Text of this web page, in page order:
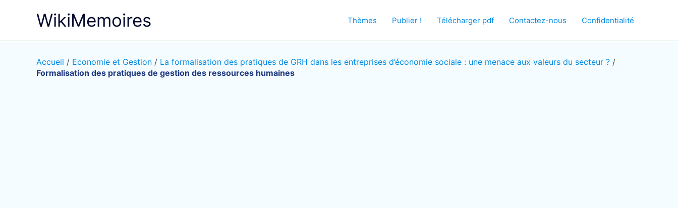
WikiMemoires Thèmes Publier ! Télécharger pdf Contactez-nous Confidentialité
Accueil / Economie et Gestion / La formalisation des pratiques de GRH dans les entreprises d’économie sociale : une menace aux valeurs du secteur ? /
Formalisation des pratiques de gestion des ressources humaines